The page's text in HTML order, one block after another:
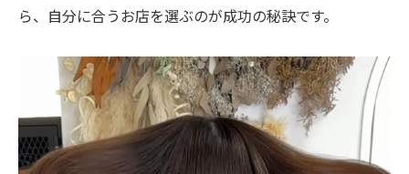
美容室スタッフと作る自分らしいヘアデザ
美容室の再現性高いカットで時短セットを
実現
美容室でのカウンセリングが納得の仕上が
りに
ら、自分に合うお店を選ぶのが成功の秘訣です。